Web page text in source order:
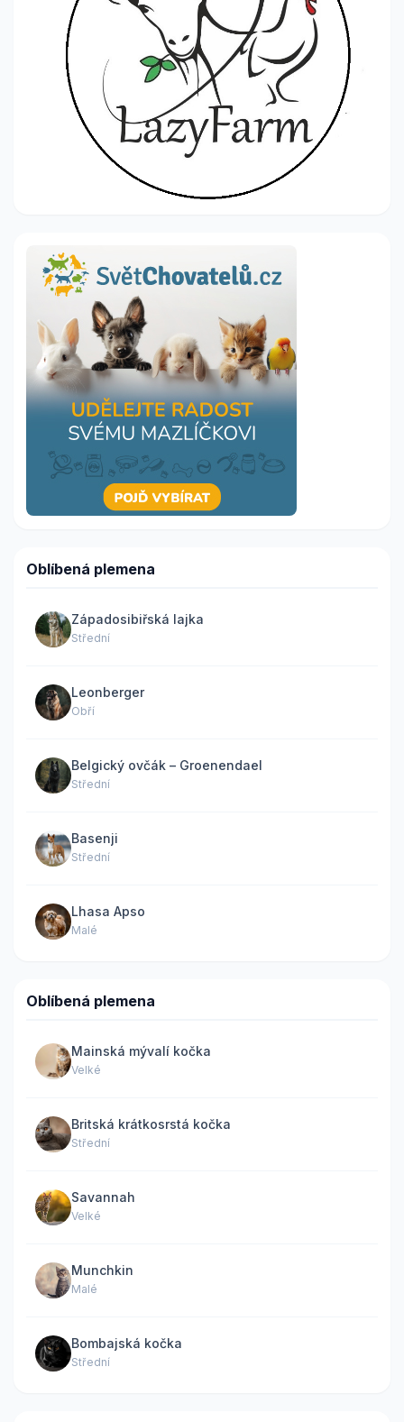
Oblíbená plemena
Západosibiřská lajka
Střední
Leonberger
Obří
Belgický ovčák – Groenendael
Střední
Basenji
Střední
Lhasa Apso
Malé
Oblíbená plemena
Mainská mývalí kočka
Velké
Britská krátkosrstá kočka
Střední
Savannah
Velké
Munchkin
Malé
Bombajská kočka
Střední